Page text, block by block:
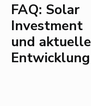
FAQ: Solar
Investment
und aktuelle
Entwicklung